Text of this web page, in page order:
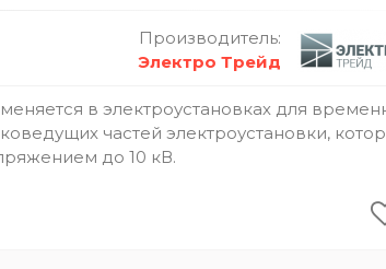
Производитель:
Электро Трейд
в электроустановках для
частей электроустановки,
до 10 кВ.